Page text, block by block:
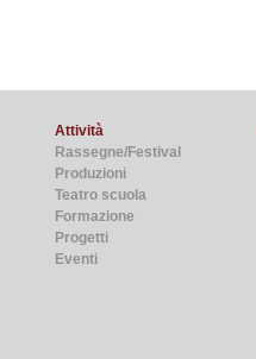
Attività
Rassegne/Festival
Produzioni
Teatro scuola
Formazione
Progetti
Eventi